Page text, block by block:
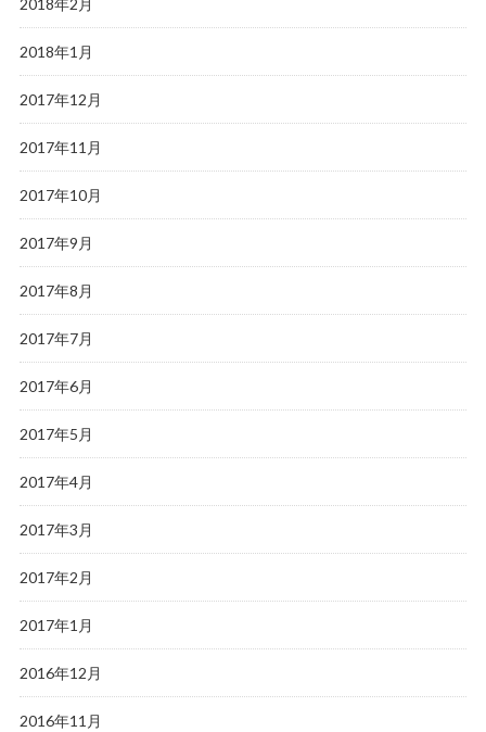
2018年2月
2018年1月
2017年12月
2017年11月
2017年10月
2017年9月
2017年8月
2017年7月
2017年6月
2017年5月
2017年4月
2017年3月
2017年2月
2017年1月
2016年12月
2016年11月